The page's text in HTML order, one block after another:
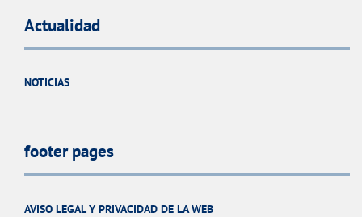
Actualidad
NOTICIAS
footer pages
AVISO LEGAL Y PRIVACIDAD DE LA WEB